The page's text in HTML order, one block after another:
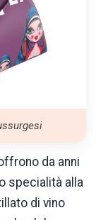
da anni
specialità alla
di vino